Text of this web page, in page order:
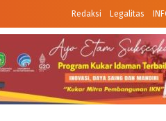
Redaksi Legalitas